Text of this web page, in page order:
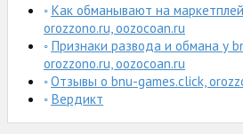
Как обманывают на
orozzono.ru, oozocoan.ru
Признаки развода и обмана у
orozzono.ru, oozocoan.ru
Отзывы о bnu-games.click,
Вердикт